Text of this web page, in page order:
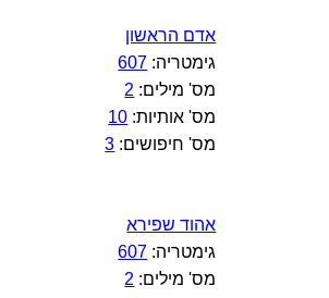
אדם הראשון
גימטריה: 607
מס' מילים: 2
מס' אותיות: 10
מס' חיפושים: 3
אהוד שפירא
גימטריה: 607
מס' מילים: 2